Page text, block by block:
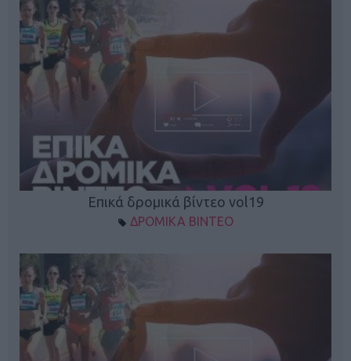
Επικά δρομικά βίντεο vol19
ΔΡΟΜΙΚΑ ΒΙΝΤΕΟ